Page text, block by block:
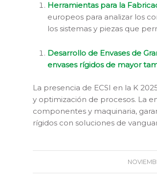
Herramientas para la
europeos para analizar los
los sistemas y piezas que
Desarrollo de Envases de
envases rígidos de mayor
La presencia de ECSI en la K
y optimización de procesos. La
componentes y maquinaria,
rígidos con soluciones de